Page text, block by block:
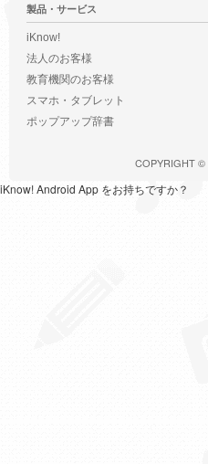
製品・サービス
iKnow!
法人のお客様
教育機関のお客様
スマホ・タブレット
ポップアップ辞書
COPYRIGHT ©
iKnow! Android App をお持ちですか？